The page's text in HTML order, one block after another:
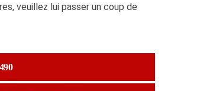
veuillez lui passer un coup de